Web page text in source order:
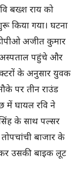
बख्श राय को
किया गया। घटना
अजीत कुमार
अस्पताल पहुंचे और
के अनुसार युवक
पर तीन राउंड
में घायल रवि ने
के साथ पल्सर
बाजार के
उसकी बाइक लूट